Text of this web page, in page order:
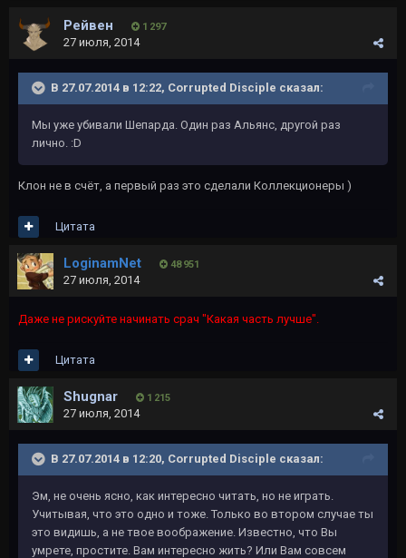
Рейвeн 1 297
27 июля, 2014
В 27.07.2014 в 12:22, Corrupted Disciple сказал:
Мы уже убивали Шепарда. Один раз Альянс, другой раз
лично. :D
Клон не в счёт, а первый раз это сделали Коллекционеры )
Цитата
LoginamNet 48 951
27 июля, 2014
Даже не рискуйте начинать срач "Какая часть лучше".
Цитата
Shugnar 1 215
27 июля, 2014
В 27.07.2014 в 12:20, Corrupted Disciple сказал:
Эм, не очень ясно, как интересно читать, но не играть.
Учитывая, что это одно и тоже. Только во втором случае ты
это видишь, а не твое воображение. Известно, что Вы
умрете, простите. Вам интересно жить? Или Вам совсем